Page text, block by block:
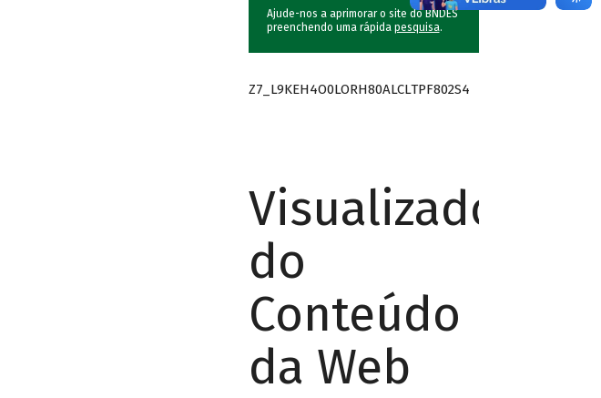
Ajude-nos a aprimorar o site do BNDES
preenchendo uma rápida pesquisa.
Z7_L9KEH4O0LORH80ALCLTPF802S4
Visualizador
do
Conteúdo
da Web